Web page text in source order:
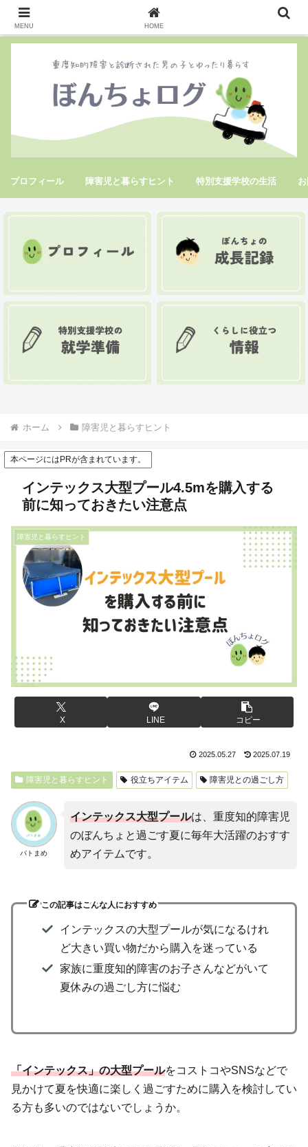
プロフィール 障害児と暮らすヒント 特別支援学校の生活
ホーム 障害児と暮らすヒント
本ページにはPRが含まれています。
インテックス大型プール4.5mを購入する
前に知っておきたい注意点
障害児と暮らすヒント
X LINE コピー
2025.05.27 2025.07.19
障害児と暮らすヒント 役立ちアイテム 障害児との過ごし方
パトまめ
インテックス大型プールは、重度知的障害児
のぼんちょと過ごす夏に毎年大活躍のおすす
めアイテムです。
この記事はこんな人におすすめ
インテックスの大型プールが気になるけれ
ど大きい買い物だから購入を迷っている
家族に重度知的障害のお子さんなどがいて
夏休みの過ごし方に悩む
「インテックス」の大型プールをコストコやSNSなどで
見かけて夏を快適に楽しく過ごすために購入を検討してい
る方も多いのではないでしょうか。
MENU HOME